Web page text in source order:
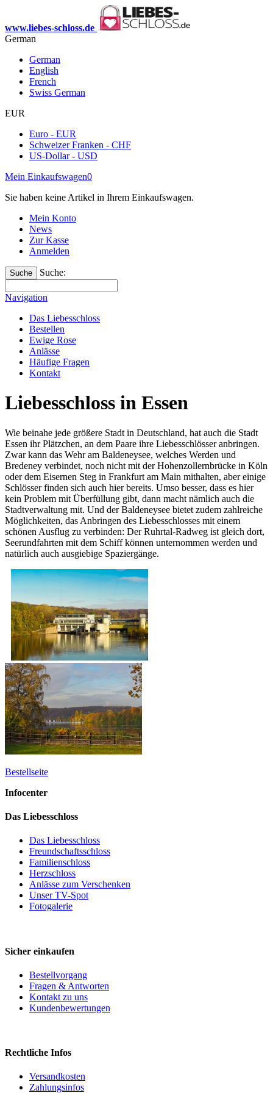
www.liebes-schloss.de
German
German
English
French
Swiss German
EUR
Euro - EUR
Schweizer Franken - CHF
US-Dollar - USD
Mein Einkaufswagen0
Sie haben keine Artikel in Ihrem Einkaufswagen.
Mein Konto
News
Zur Kasse
Anmelden
Suche Suche:
Navigation
Das Liebesschloss
Bestellen
Ewige Rose
Anlässe
Häufige Fragen
Kontakt
Liebesschloss in Essen
Wie beinahe jede größere Stadt in Deutschland, hat auch die Stadt
Essen ihr Plätzchen, an dem Paare ihre Liebesschlösser anbringen.
Zwar kann das Wehr am Baldeneysee, welches Werden und
Bredeney verbindet, noch nicht mit der Hohenzollernbrücke in Köln
oder dem Eisernen Steg in Frankfurt am Main mithalten, aber einige
Schlösser finden sich auch hier bereits. Umso besser, dass es hier
kein Problem mit Überfüllung gibt, dann macht nämlich auch die
Stadtverwaltung mit. Und der Baldeneysee bietet zudem zahlreiche
Möglichkeiten, das Anbringen des Liebesschlosses mit einem
schönen Ausflug zu verbinden: Der Ruhrtal-Radweg ist gleich dort,
Seerundfahrten mit dem Schiff können unternommen werden und
natürlich auch ausgiebige Spaziergänge.
Bestellseite
Infocenter
Das Liebesschloss
Das Liebesschloss
Freundschaftsschloss
Familienschloss
Herzschloss
Anlässe zum Verschenken
Unser TV-Spot
Fotogalerie
Sicher einkaufen
Bestellvorgang
Fragen & Antworten
Kontakt zu uns
Kundenbewertungen
Rechtliche Infos
Versandkosten
Zahlungsinfos